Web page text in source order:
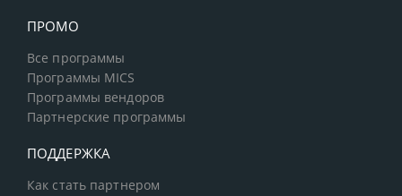
ПРОМО
Все программы
Программы MICS
Программы вендоров
Партнерские программы
ПОДДЕРЖКА
Как стать партнером